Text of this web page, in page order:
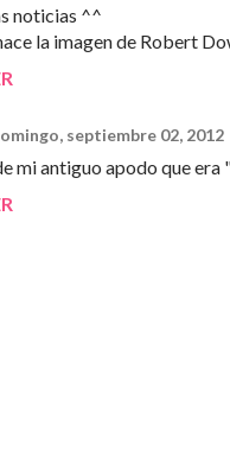
noticias ^^
la imagen de Robert
septiembre 02, 2012
mi antiguo apodo que era